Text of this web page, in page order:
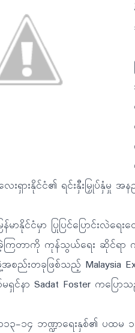
လေးရှားနိုင်ငံ၏ ရင်းနှီးမြှုပ်
န်မာနိုင်ငံမှာ ပြုပြင်ပြောင်း
ကြတာကို ကုန်သွယ်ရေး ဆိုင်ရာ
းတခုဖြစ်သည့် Malaysia
နာ Sadat Foster ကပြော
၀၁၃-၁၄ ဘဏ္ဍာရေးနှစ်၏ ပထမ